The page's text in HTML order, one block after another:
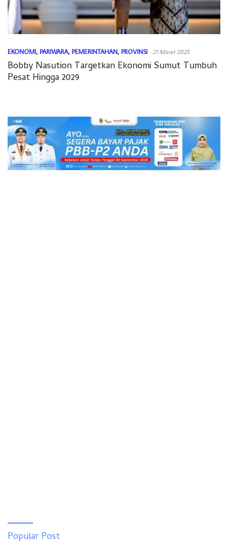
EKONOMI, PARIWARA, PEMERINTAHAN, PROVINSI 21 Maret 2025
Bobby Nasution Targetkan Ekonomi Sumut Tumbuh
Pesat Hingga 2029
Popular Post